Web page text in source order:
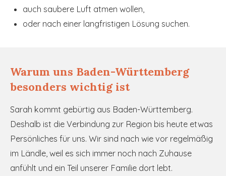
auch saubere Luft atmen wollen,
oder nach einer langfristigen Lösung suchen.
Warum uns Baden-Württemberg
besonders wichtig ist
Sarah kommt gebürtig aus Baden-Württemberg.
Deshalb ist die Verbindung zur Region bis heute etwas
Persönliches für uns. Wir sind nach wie vor regelmäßig
im Ländle, weil es sich immer noch nach Zuhause
anfühlt und ein Teil unserer Familie dort lebt.